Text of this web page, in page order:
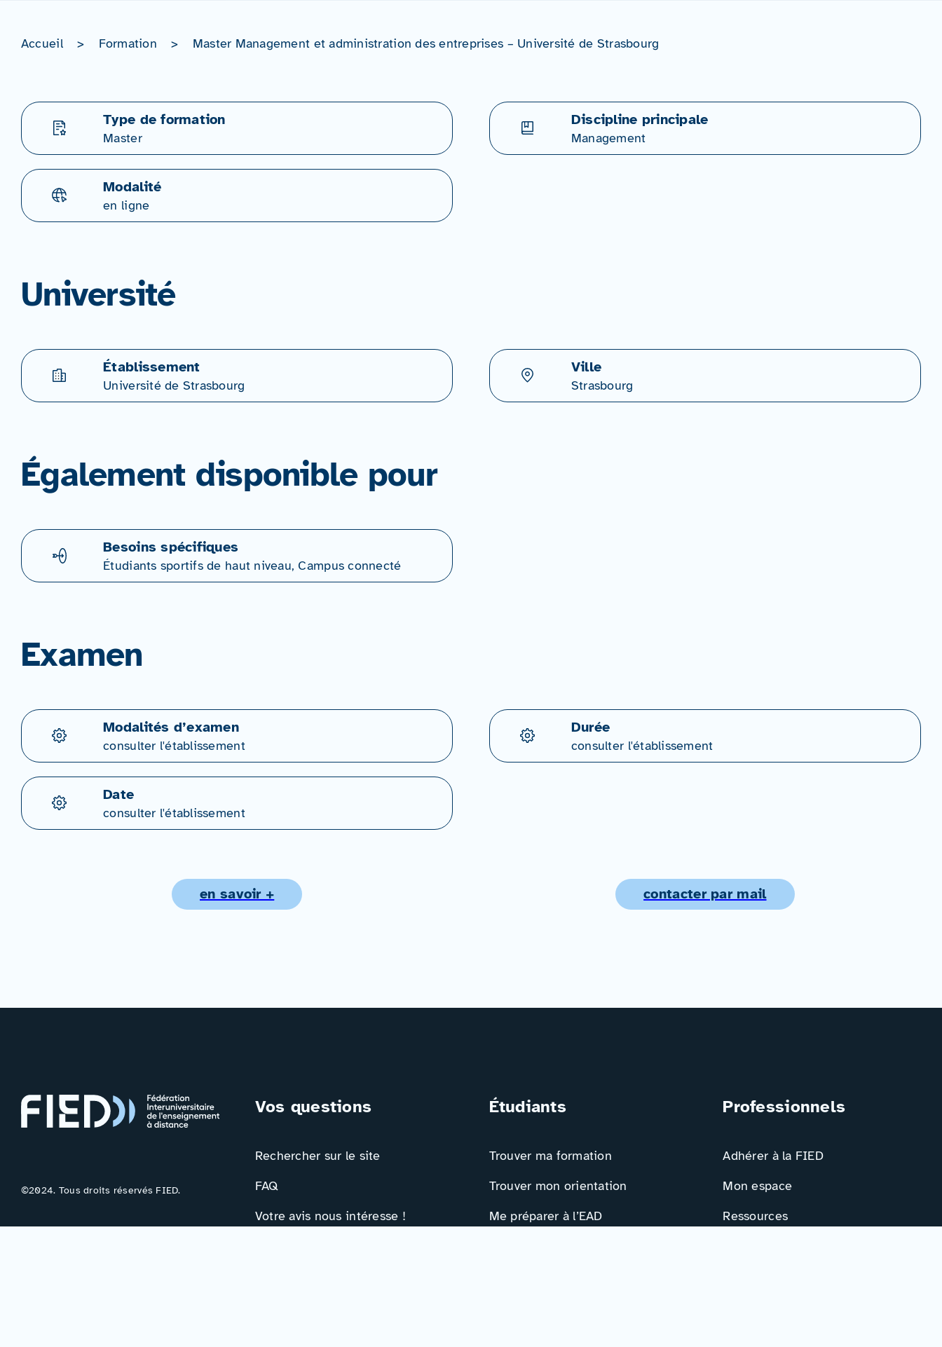
Accueil > Formation > Master Management et administration des entreprises – Université de Strasbourg
Type de formation
Master
Discipline principale
Management
Modalité
en ligne
Université
Établissement
Université de Strasbourg
Ville
Strasbourg
Également disponible pour
Besoins spécifiques
Étudiants sportifs de haut niveau, Campus connecté
Examen
Modalités d’examen
consulter l'établissement
Durée
consulter l'établissement
Date
consulter l'établissement
en savoir + contacter par mail
©2024. Tous droits réservés FIED.
Vos questions
Rechercher sur le site
FAQ
Votre avis nous intéresse !
Étudiants
Trouver ma formation
Trouver mon orientation
Me préparer à l’EAD
Professionnels
Adhérer à la FIED
Mon espace
Ressources